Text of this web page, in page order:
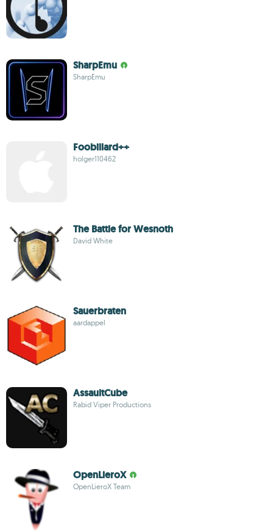
SharpEmu
SharpEmu
Foobillard++
holger110462
The Battle for Wesnoth
David White
Sauerbraten
aardappel
AssaultCube
Rabid Viper Productions
OpenLieroX
OpenLieroX Team